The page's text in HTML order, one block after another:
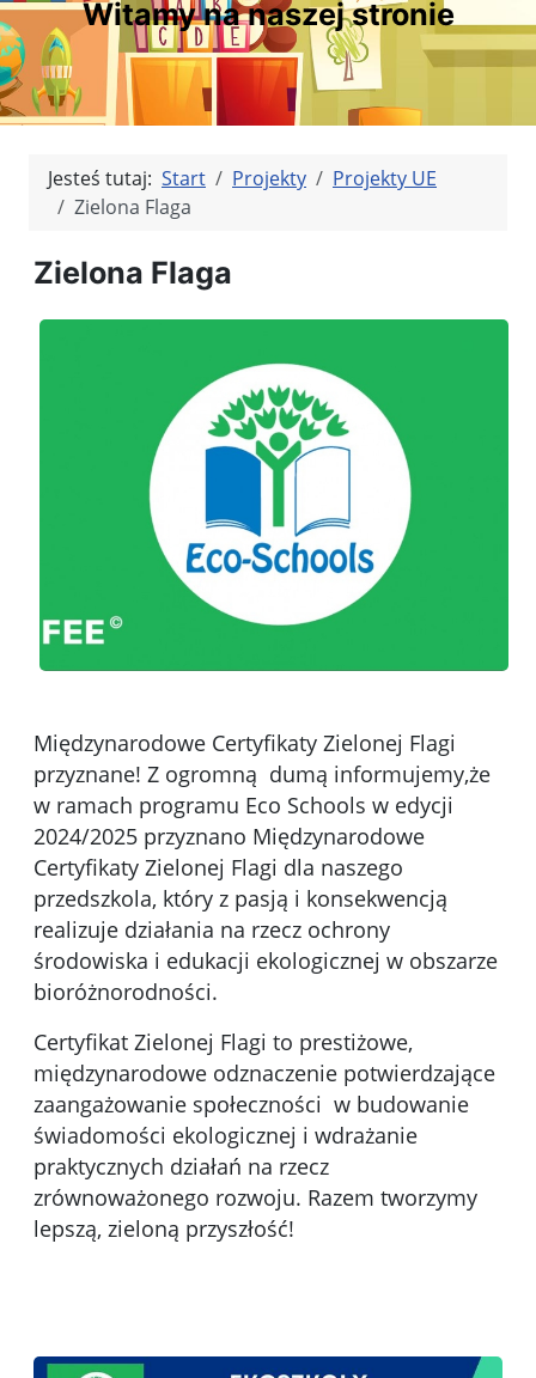
Witamy na naszej stronie
Jesteś tutaj: Start Projekty
Projekty UE
Zielona Flaga
Zielona Flaga
Międzynarodowe Certyfikaty Zielonej Flagi
przyznane! Z ogromną dumą informujemy,że
w ramach programu Eco Schools w edycji
2024/2025 przyznano Międzynarodowe
Certyfikaty Zielonej Flagi dla naszego
przedszkola, który z pasją i konsekwencją
realizuje działania na rzecz ochrony
środowiska i edukacji ekologicznej w obszarze
bioróżnorodności.
Certyfikat Zielonej Flagi to prestiżowe,
międzynarodowe odznaczenie potwierdzające
zaangażowanie społeczności w budowanie
świadomości ekologicznej i wdrażanie
praktycznych działań na rzecz
zrównoważonego rozwoju. Razem tworzymy
lepszą, zieloną przyszłość!